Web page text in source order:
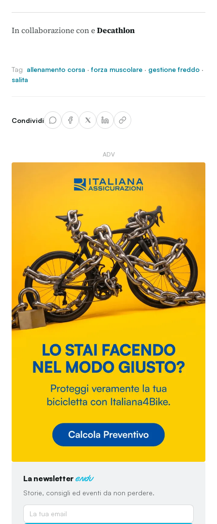
In collaborazione con eDecathlon
Tag allenamento corsa · forza muscolare · gestione freddo ·
salita
Condividi
ADV
La newsletter endu
Storie, consigli ed eventi da non perdere.